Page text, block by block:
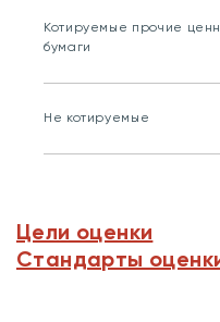
Котируемые прочие
бумаги
Не котируемые
Цели оценки
Стандарты